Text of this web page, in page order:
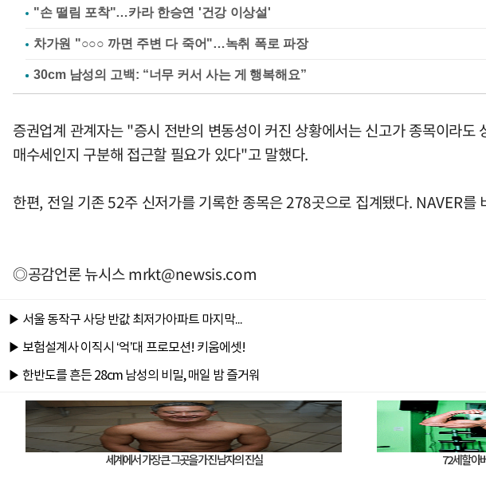
"손 떨림 포착"…카라 한승연 '건강 이상설'
차가원 "○○○ 까면 주변 다 죽어"…녹취 폭로 파장
증권업계 관계자는 "증시 전반의 변동성이 커진 상황에서는 신고가 종목이라
매수세인지 구분해 접근할 필요가 있다"고 말했다.
한편, 전일 기존 52주 신저가를 기록한 종목은 278곳으로 집계됐다. NAVER
◎공감언론 뉴시스mrkt@newsis.com